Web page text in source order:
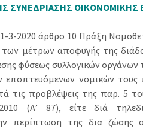
ΣΥΝΕΔΡΙΑΣΗΣ ΟΙΚΟΝΟΜΙΚΗΣ
3-2020 άρθρο 10 Πράξη
μέτρων αποφυγής της
φύσεως συλλογικών οργάνων
εποπτευόμενων νομικών
τις προβλέψεις της παρ. 5
(Α’ 87), είτε διά
περίπτωση της δια ζώσης